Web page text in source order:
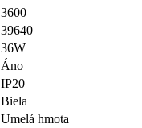
3600
39640
36W
Áno
IP20
Biela
Umelá hmota